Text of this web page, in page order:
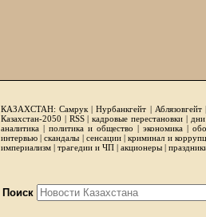
КАЗАХСТАН: Самрук |Нурбанкгейт | Аблязовгейт
Казахстан-2050 | RSS|кадровые перестановки|
аналитика | политика и общество | экономика |
интервью |скандалы | сенсации|криминал и
империализм | трагедии и ЧП | акционеры |
Поиск